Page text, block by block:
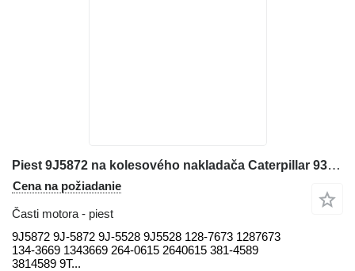
Piest 9J5872 na kolesového nakladača Caterpillar 938H 950H, 962H 938F, 938G, 938G II 950H, 962H, 966H, 966K, 966M
Cena na požiadanie
Časti motora - piest
9J5872 9J-5872 9J-5528 9J5528 128-7673 1287673
134-3669 1343669 264-0615 2640615 381-4589
3814589 9T...